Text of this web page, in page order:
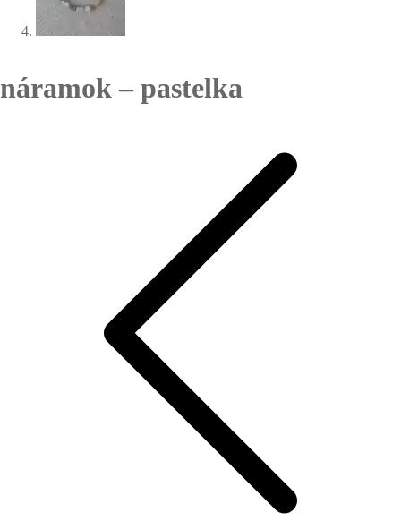
náramok – pastelka